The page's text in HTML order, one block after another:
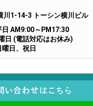
川1-14-3 トーシン横川ビル
日 AM9:00～PM17:30
日 (電話対応はお休み)
日、祝日